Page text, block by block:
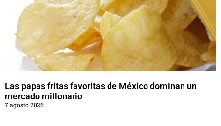
Las papas fritas favoritas de México dominan un
mercado millonario
7 agosto 2026